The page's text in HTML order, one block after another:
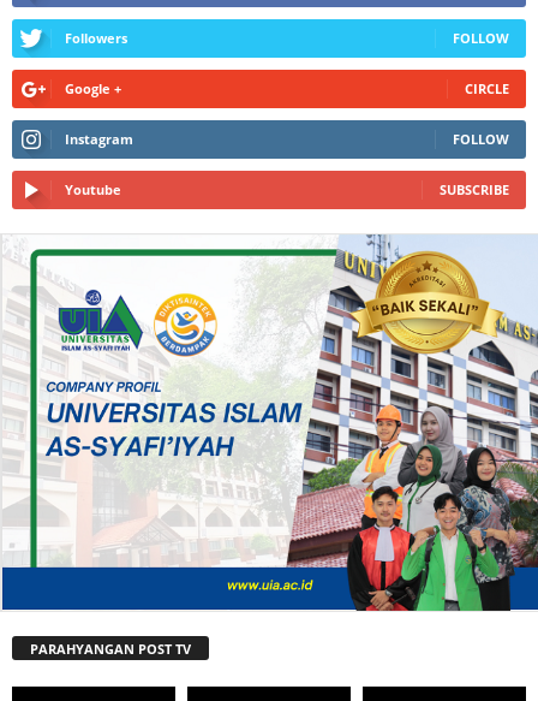
Followers FOLLOW
Google + CIRCLE
Instagram FOLLOW
Youtube SUBSCRIBE
PARAHYANGAN POST TV